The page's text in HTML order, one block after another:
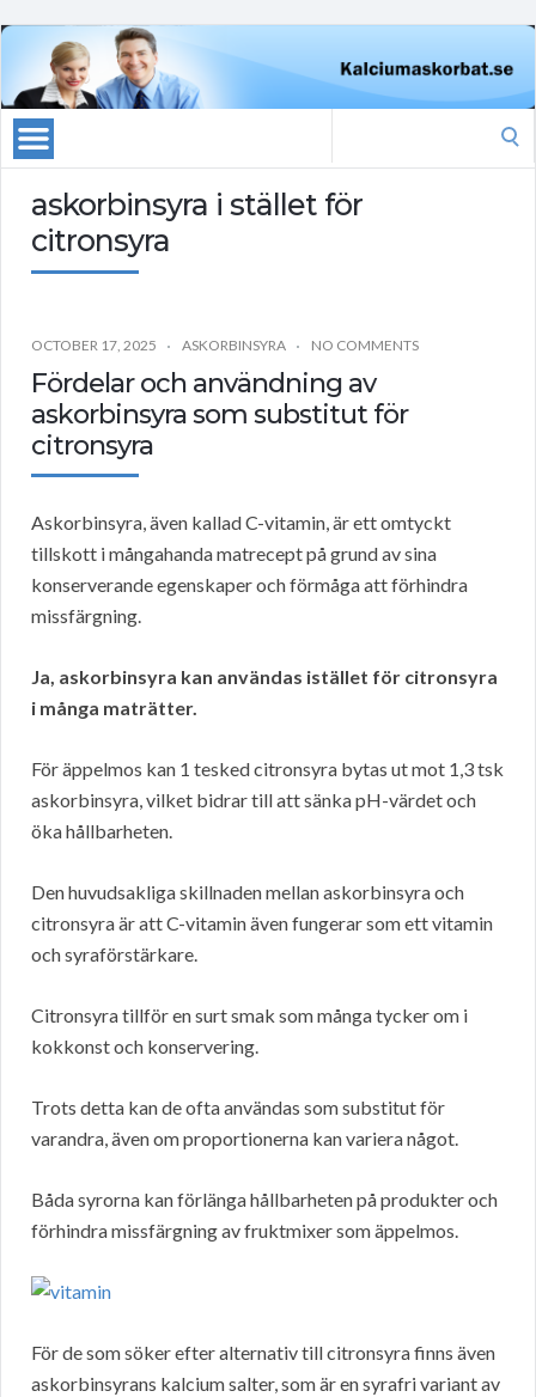
askorbinsyra i stället för
citronsyra
OCTOBER 17, 2025 ASKORBINSYRA NO COMMENTS
Fördelar och användning av
askorbinsyra som substitut för
citronsyra
Askorbinsyra, även kallad C-vitamin, är ett omtyckt
tillskott i mångahanda matrecept på grund av sina
konserverande egenskaper och förmåga att förhindra
missfärgning.
Ja, askorbinsyra kan användas istället för citronsyra
i många maträtter.
För äppelmos kan 1 tesked citronsyra bytas ut mot 1,3 tsk
askorbinsyra, vilket bidrar till att sänka pH-värdet och
öka hållbarheten.
Den huvudsakliga skillnaden mellan askorbinsyra och
citronsyra är att C-vitamin även fungerar som ett vitamin
och syraförstärkare.
Citronsyra tillför en surt smak som många tycker om i
kokkonst och konservering.
Trots detta kan de ofta användas som substitut för
varandra, även om proportionerna kan variera något.
Båda syrorna kan förlänga hållbarheten på produkter och
förhindra missfärgning av fruktmixer som äppelmos.
För de som söker efter alternativ till citronsyra finns även
askorbinsyrans kalcium salter, som är en syrafri variant av